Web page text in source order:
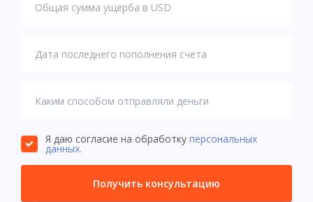
Я даю согласие на обработку персональных
данных.
Получить консультацию